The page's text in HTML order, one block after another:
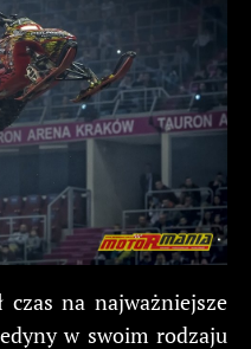
czas na najważniejsze
w swoim rodzaju